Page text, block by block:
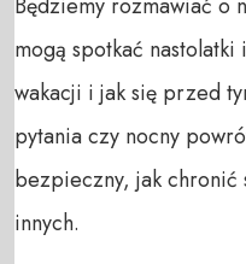
mogą spotkać
wakacji i jak się przed
pytania czy nocny
bezpieczny, jak chronić
innych.